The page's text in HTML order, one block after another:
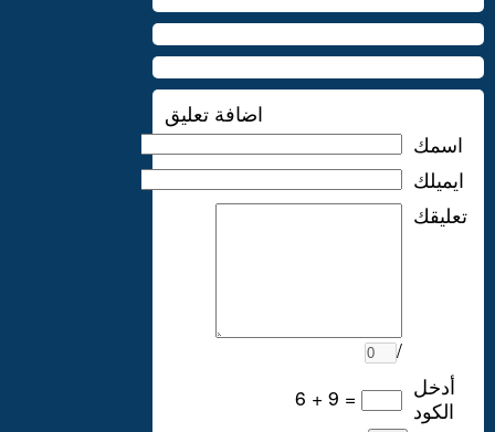
اضافة تعليق
اسمك
ايميلك
/
تعليقك
6 + 9 =
أدخل
الكود